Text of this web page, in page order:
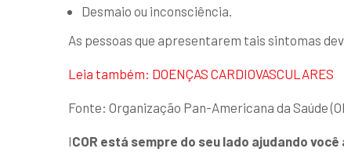
Desmaio ou inconsciência.
As pessoas que apresentarem tais sintomas
Leia também: DOENÇAS CARDIOVASCULARES
Fonte: Organização Pan-Americana da Saúde
ICOR está sempre do seu lado ajudando